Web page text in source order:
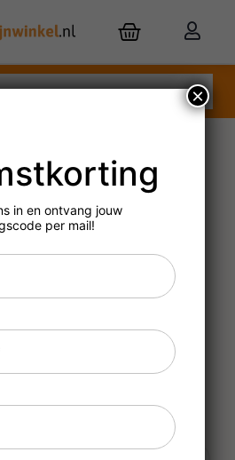
met kaartje
in en ontvang jouw
per mail!
×